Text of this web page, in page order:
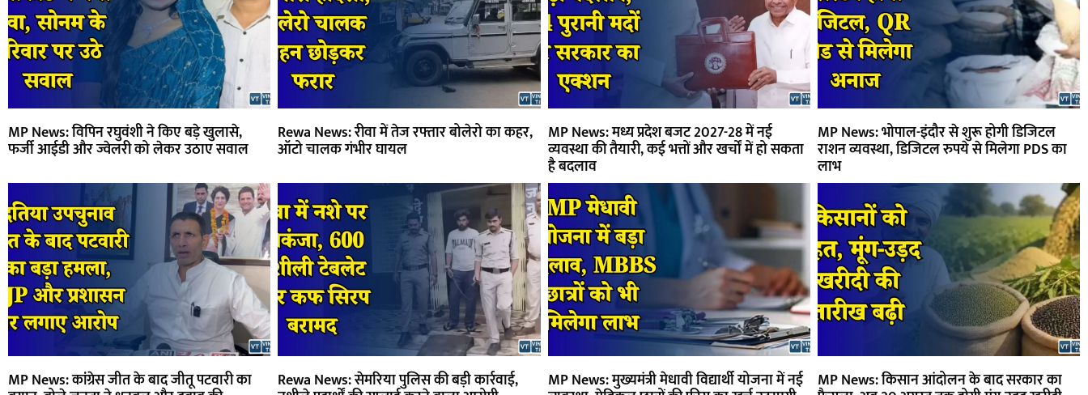
MP News: विपिन रघुवंशी ने किए बड़े खुलासे,
फर्जी आईडी और ज्वेलरी को लेकर उठाए सवाल
Rewa News: रीवा में तेज रफ्तार बोलेरो का कहर,
ऑटो चालक गंभीर घायल
MP News: मध्य प्रदेश बजट 2027-28 में नई
व्यवस्था की तैयारी, कई भत्तों और खर्चों में हो सकता
है बदलाव
MP News: भोपाल-इंदौर से शुरू होगी डिजिटल
राशन व्यवस्था, डिजिटल रुपये से मिलेगा PDS का
लाभ
MP News: कांग्रेस जीत के बाद जीतू पटवारी का Rewa News: सेमरिया पुलिस की बड़ी कार्रवाई, MP News: मुख्यमंत्री मेधावी विद्यार्थी योजना में नई MP News: किसान आंदोलन के बाद सरकार का